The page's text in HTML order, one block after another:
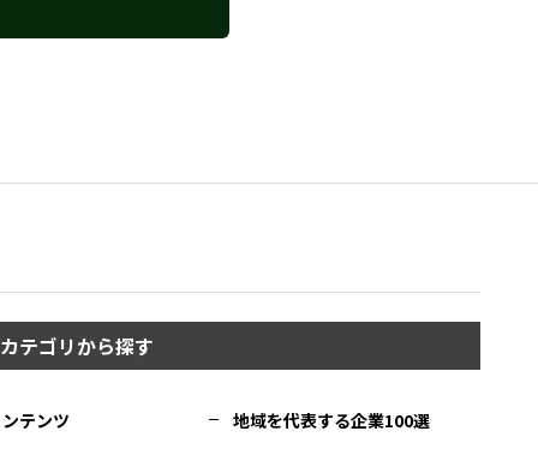
カテゴリから探す
テンツ
地域を代表する企業100選